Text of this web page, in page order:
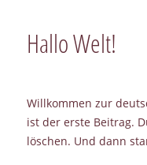
Hallo Welt!
Willkommen zur
ist der erste Beitrag.
löschen. Und dann